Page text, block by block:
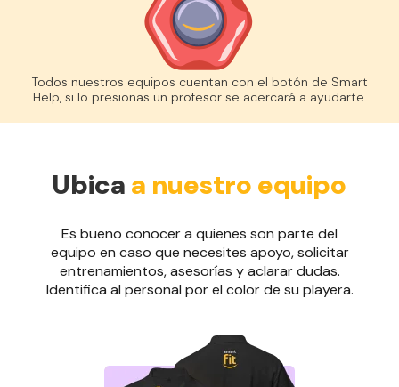
Todos nuestros equipos cuentan con el botón de Smart
Help, si lo presionas un profesor se acercará a ayudarte.
Ubica a nuestro equipo
Es bueno conocer a quienes son parte del
equipo en caso que necesites apoyo, solicitar
entrenamientos, asesorías y aclarar dudas.
Identifica al personal por el color de su playera.